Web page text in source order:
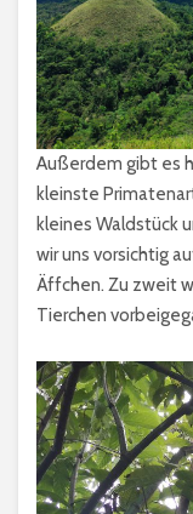
Außerdem gibt es
kleinste
kleines Waldstück
wir uns vorsichtig
Äffchen. Zu zweit
Tierchen